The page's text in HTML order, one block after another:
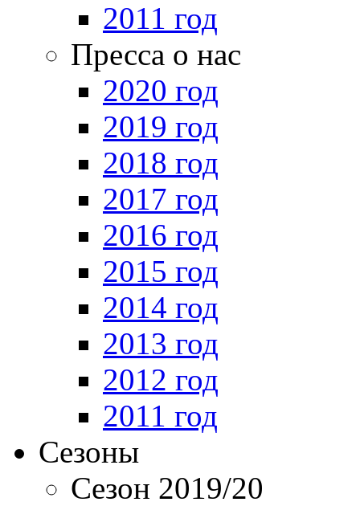
2011 год
Пресса о нас
2020 год
2019 год
2018 год
2017 год
2016 год
2015 год
2014 год
2013 год
2012 год
2011 год
Сезоны
Сезон 2019/20